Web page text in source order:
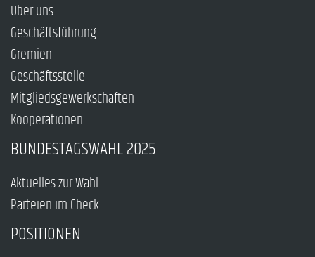
Über uns
Geschäftsführung
Gremien
Geschäftsstelle
Mitgliedsgewerkschaften
Kooperationen
BUNDESTAGSWAHL 2025
Aktuelles zur Wahl
Parteien im Check
POSITIONEN